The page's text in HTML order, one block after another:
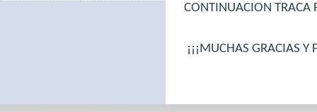
CONTINUACION TRACA
¡¡¡MUCHAS GRACIAS Y